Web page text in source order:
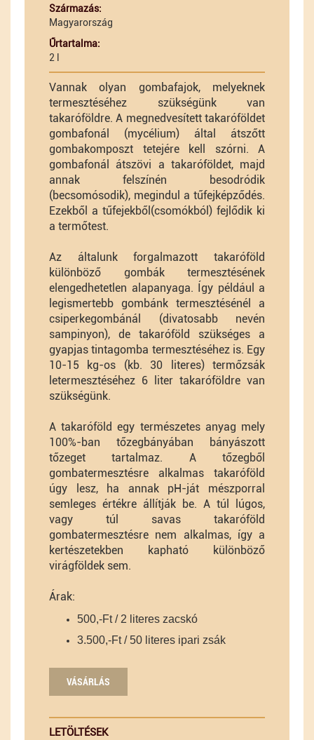
Származás:
Magyarország
Űrtartalma:
2 l
Vannak olyan gombafajok, melyeknek
termesztéséhez szükségünk van
takaróföldre. A megnedvesített takaróföldet
gombafonál (mycélium) által átszőtt
gombakomposzt tetejére kell szórni. A
gombafonál átszövi a takaróföldet, majd
annak felszínén besodródik
(becsomósodik), megindul a tűfejképződés.
Ezekből a tűfejekből(csomókból) fejlődik ki
a termőtest.
Az általunk forgalmazott takaróföld
különböző gombák termesztésének
elengedhetetlen alapanyaga. Így például a
legismertebb gombánk termesztésénél a
csiperkegombánál (divatosabb nevén
sampinyon), de takaróföld szükséges a
gyapjas tintagomba termesztéséhez is. Egy
10-15 kg-os (kb. 30 literes) termőzsák
letermesztéséhez 6 liter takaróföldre van
szükségünk.
A takaróföld egy természetes anyag mely
100%-ban tőzegbányában bányászott
tőzeget tartalmaz. A tőzegből
gombatermesztésre alkalmas takaróföld
úgy lesz, ha annak pH-ját mészporral
semleges értékre állítják be. A túl lúgos,
vagy túl savas takaróföld
gombatermesztésre nem alkalmas, így a
kertészetekben kapható különböző
virágföldek sem.
Árak:
500,-Ft / 2 literes zacskó
3.500,-Ft / 50 literes ipari zsák
VÁSÁRLÁS
LETÖLTÉSEK